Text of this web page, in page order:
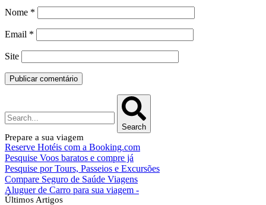
Nome *
Email *
Site
Search
Prepare a sua viagem
Reserve Hotéis com a Booking.com
Pesquise Voos baratos e compre já
Pesquise por Tours, Passeios e Excursões
Compare Seguro de Saúde Viagens
Aluguer de Carro para sua viagem -
Últimos Artigos